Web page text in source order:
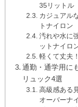
35リットル
カジュアル
トナイロン
汚れや水に
ットナイロ
軽くて丈夫
通勤・通学用に
リュック4選
高級感ある
オーバーナ